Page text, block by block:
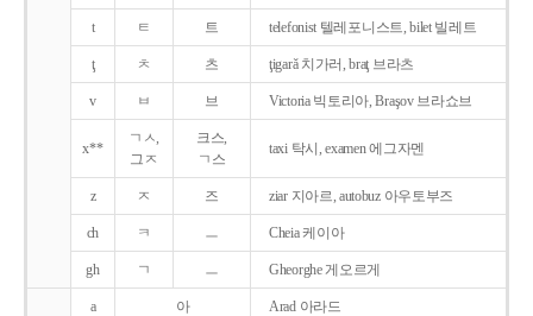
t ㅌ 트 telefonist 텔레포니스트, bilet 빌레트
ţ ㅊ 츠 ţigarǎ 치가러, braţ 브라츠
v ㅂ 브 Victoria 빅토리아, Braşov 브라쇼브
x**
ㄱㅅ,
그ㅈ
크스,
ㄱ스
taxi 탁시, examen 에그자멘
z ㅈ 즈 ziar 지아르, autobuz 아우토부즈
ch ㅋ ㅡ Cheia 케이아
gh ㄱ ㅡ Gheorghe 게오르게
a 아 Arad 아라드